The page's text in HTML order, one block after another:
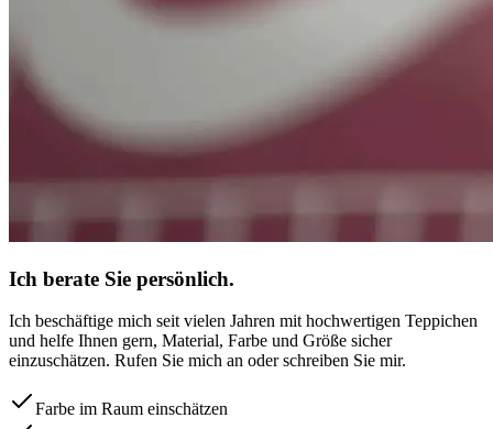
Ich berate Sie persönlich.
Ich beschäftige mich seit vielen Jahren mit hochwertigen Teppichen
und helfe Ihnen gern, Material, Farbe und Größe sicher
einzuschätzen. Rufen Sie mich an oder schreiben Sie mir.
Farbe im Raum einschätzen